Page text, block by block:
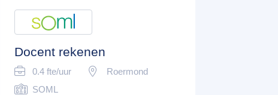
Docent rekenen
0.4 fte/uur
Roermond
SOML